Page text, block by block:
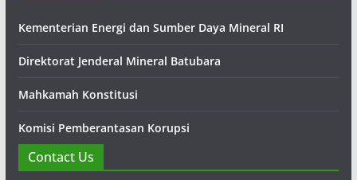
pertambangan, jasa penambangan umum,
Kementerian Energi dan Sumber Daya Mineral RI
Direktorat Jenderal Mineral Batubara
Mahkamah Konstitusi
Komisi Pemberantasan Korupsi
Contact Us